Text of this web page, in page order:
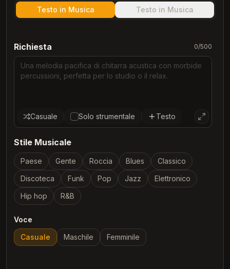
Testo in Musica Testo in Musica
Richiesta 0/500
Casuale Solo strumentale Testo
Stile Musicale
Paese Gente Roccia Blues
Classico
Discoteca
Funk Pop Jazz
Elettronico
Hip hop
R&B
Voce
Casuale
Maschile Femminile